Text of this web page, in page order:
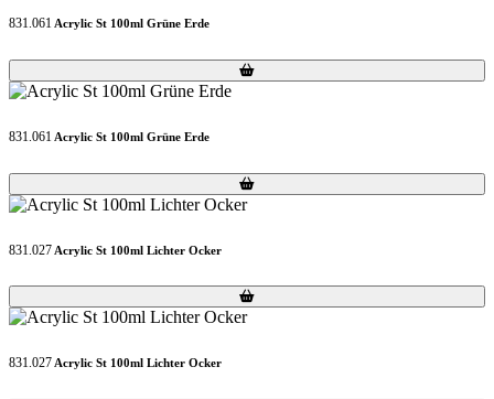
831.061 Acrylic St 100ml Grüne Erde
Loading...
Loading...
831.061 Acrylic St 100ml Grüne Erde
Loading...
Loading...
831.027 Acrylic St 100ml Lichter Ocker
Loading...
Loading...
831.027Acrylic St 100ml Lichter Ocker